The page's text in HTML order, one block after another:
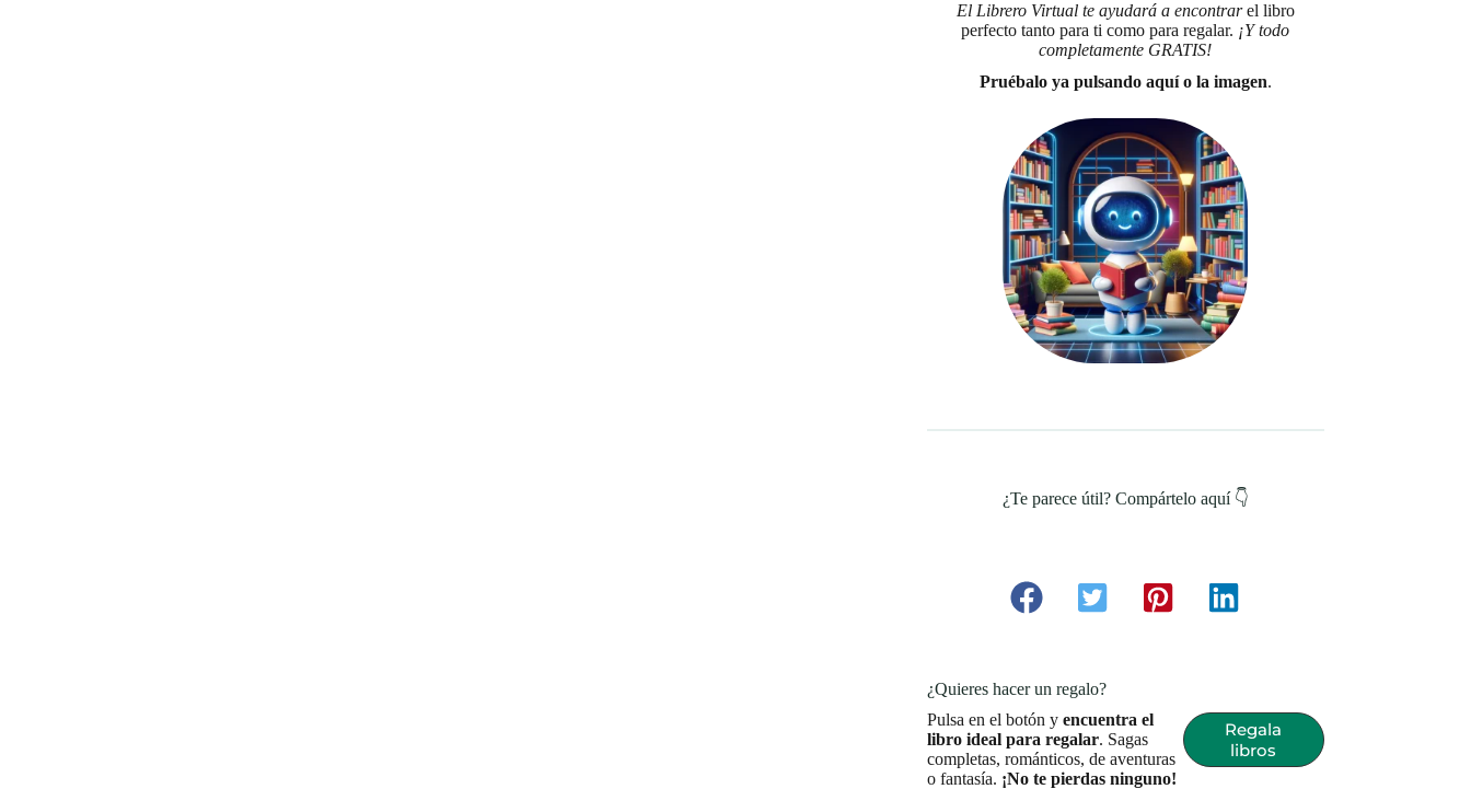
El Librero Virtual te ayudará a encontrarel libro
perfecto tanto para ti como para regalar. ¡Y todo
completamente GRATIS!
Pruébalo ya pulsando aquí o la imagen.
¿Te parece útil? Compártelo aquí 👇
¿Quieres hacer un regalo?
Pulsa en el botón y encuentra el
libro ideal para regalar. Sagas
completas, románticos, de aventuras
o fantasía. ¡No te pierdas ninguno!
Regala
libros